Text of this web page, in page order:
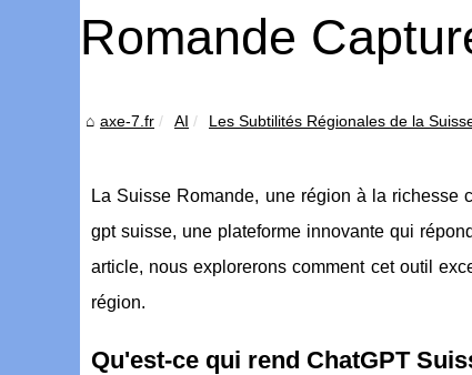
Romande
axe-7.fr AI Les Subtilités Régionales de la
La Suisse Romande, une région à la richesse
gpt suisse, une plateforme innovante qui
article, nous explorerons comment cet outil
région.
Qu'est-ce qui rend ChatGPT